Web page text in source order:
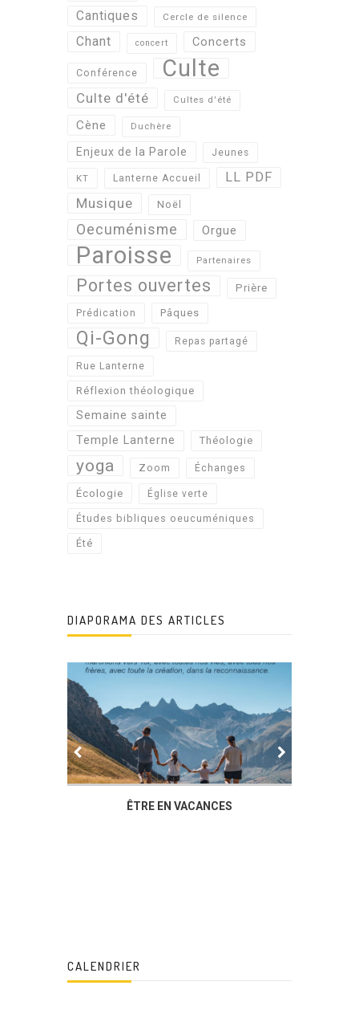
Cantiques Cercle de silence
Chant concert Concerts
Conférence Culte
Culte d'été Cultes d'été
Cène Duchère
Enjeux de la Parole Jeunes
KT Lanterne Accueil LL PDF
Musique Noël
Oecuménisme Orgue
Paroisse Partenaires
Portes ouvertes Prière
Prédication Pâques
Qi-Gong Repas partagé
Rue Lanterne
Réflexion théologique
Semaine sainte
Temple Lanterne
Théologie
yoga Zoom Échanges
Écologie Église verte
Études bibliques oeucuméniques
Été
DIAPORAMA DES ARTICLES
ÊTRE EN VACANCES
CALENDRIER